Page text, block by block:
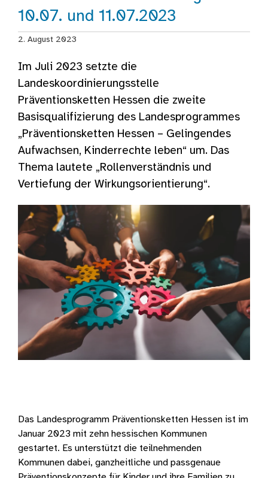
10.07. und 11.07.2023
2. August 2023
Im Juli 2023 setzte die
Landeskoordinierungsstelle
Präventionsketten Hessen die zweite
Basisqualifizierung des Landesprogrammes
„Präventionsketten Hessen – Gelingendes
Aufwachsen, Kinderrechte leben“ um. Das
Thema lautete „Rollenverständnis und
Vertiefung der Wirkungsorientierung“.
Das Landesprogramm Präventionsketten Hessen ist im
Januar 2023 mit zehn hessischen Kommunen
gestartet. Es unterstützt die teilnehmenden
Kommunen dabei, ganzheitliche und passgenaue